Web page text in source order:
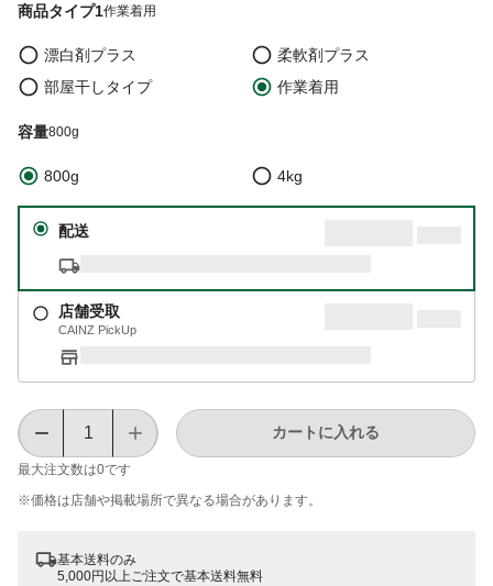
商品タイプ1作業着用
漂白剤プラス
柔軟剤プラス
部屋干しタイプ
作業着用
容量800g
800g 4kg
配送
店舗受取
CAINZ PickUp
最大注文数は0です
カートに入れる
※価格は​店舗や​掲載場所で​異なる​場合が​あります。
基本送料のみ
5,000円以上ご注文で基本送料無料